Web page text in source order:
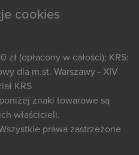
cookies
zł (opłacony w całości); KRS:
dla m.st. Warszawy - XIV
KRS
znaki towarowe są
właścicieli.
prawa zastrzeżone